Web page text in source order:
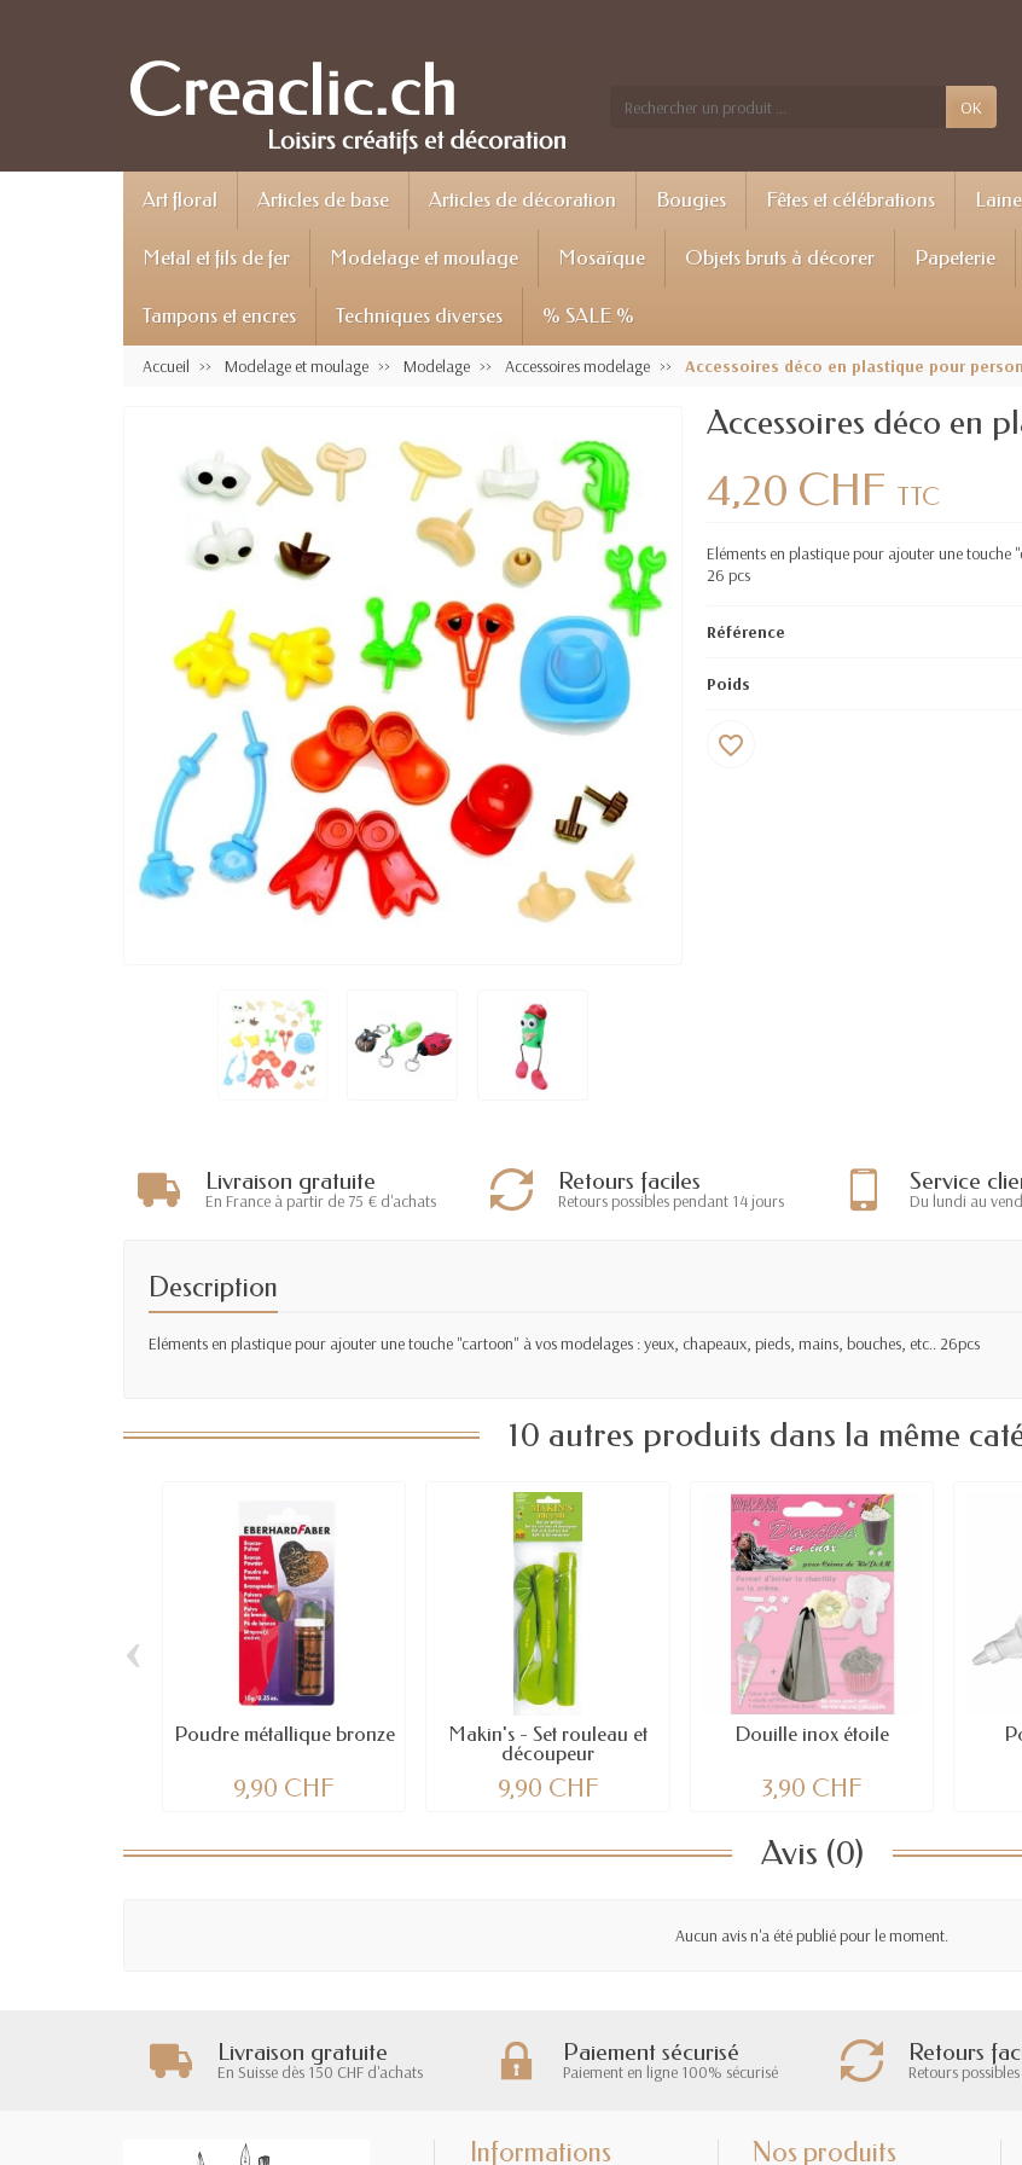
OK
Art floral Articles de base Articles de décoration Bougies Fêtes et célébrations
Metal et fils de fer Modelage et moulage Mosaïque Objets bruts à décorer Papeterie
Tampons et encres Techniques diverses % SALE %
Accueil Modelage et moulage Modelage Accessoires modelage Accessoires déco en plastique pour
Accessoires déco en
4,20 CHF TTC
Eléments en plastique pour ajouter une touche
26 pcs
Référence
Poids
favorite_border
Livraison gratuite
En France à partir de 75 € d'achats
Retours faciles
Retours possibles pendant 14 jours
Service
Du lundi au
Description
Eléments en plastique pour ajouter une touche "cartoon" à vos modelages : yeux, chapeaux, pieds, mains, bouches, etc.. 26pcs
10 autres produits dans la même
Poudre métallique bronze
9,90 CHF
Makin's - Set rouleau et
découpeur
9,90 CHF
Douille inox étoile
3,90 CHF
‹
Avis (0)
Aucun avis n'a été publié pour le moment.
Livraison gratuite
En Suisse dès 150 CHF d'achats
Paiement sécurisé
Paiement en ligne 100% sécurisé
Retours
Retours
Informations Nos produits